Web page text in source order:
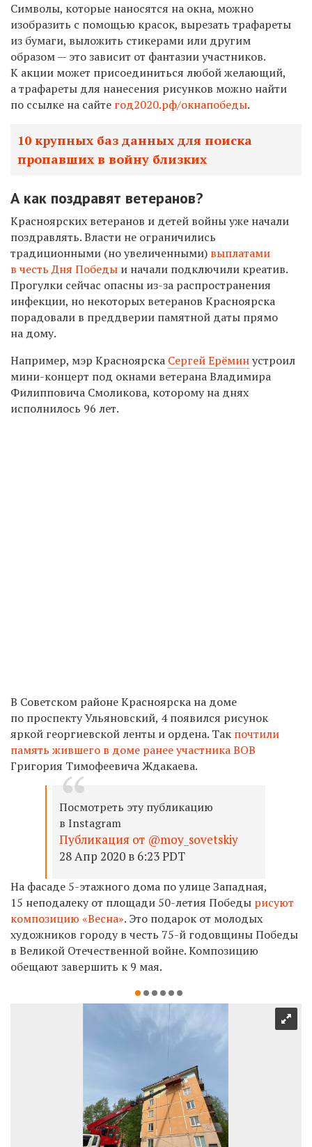
Символы, которые наносятся на окна, можно
изобразить с помощью красок, вырезать трафареты
из бумаги, выложить стикерами или другим
образом — это зависит от фантазии участников.
К акции может присоединиться любой желающий,
а трафареты для нанесения рисунков можно найти
по ссылке на сайте год2020.рф/окнапобеды.
10 крупных баз данных для поиска
пропавших в войну близких
А как поздравят ветеранов?
Красноярских ветеранов и детей войны уже начали
поздравлять. Власти не ограничились
традиционными (но увеличенными) выплатами
в честь Дня Победы и начали подключили креатив.
Прогулки сейчас опасны из-за распространения
инфекции, но некоторых ветеранов Красноярска
порадовали в преддверии памятной даты прямо
на дому.
Например, мэр Красноярска Сергей Ерёминустроил
мини-концерт под окнами ветерана Владимира
Филипповича Смоликова, которому на днях
исполнилось 96 лет.
В Советском районе Красноярска на доме
по проспекту Ульяновский, 4 появился рисунок
яркой георгиевской ленты и ордена. Так почтили
память жившего в доме ранее участника ВОВ
Григория Тимофеевича Ждакаева.
Посмотреть эту публикацию
в Instagram
Публикация от @moy_sovetskiy
28 Апр 2020 в 6:23 PDT
На фасаде 5-этажного дома по улице Западная,
15 неподалеку от площади 50-летия Победы рисуют
композицию «Весна». Это подарок от молодых
художников городу в честь 75-й годовщины Победы
в Великой Отечественной войне. Композицию
обещают завершить к 9 мая.